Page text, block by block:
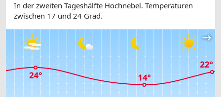
In der zweiten Tageshälfte Hochnebel. Temperaturen
zwischen 17 und 24 Grad.